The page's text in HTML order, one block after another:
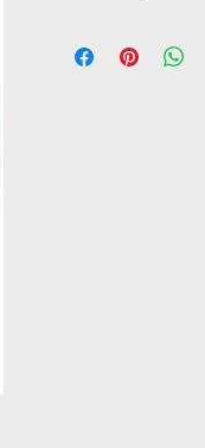
Editeur : Gallimard